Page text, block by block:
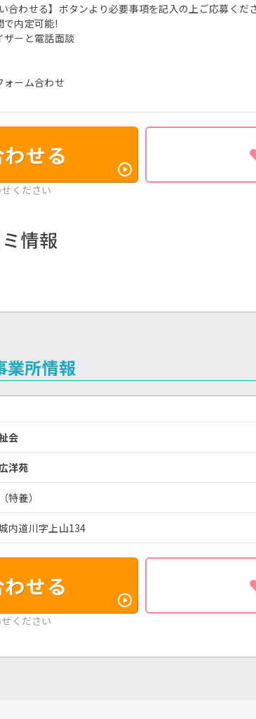
合わせる】ボタンより必要事項を記入の上ご応募くださ
で内定可能!
ザーと電話面談
ォーム合わせ
せる
ください
情報
業所情報
会
洋苑
特養）
内道川字上山134
せる
ください